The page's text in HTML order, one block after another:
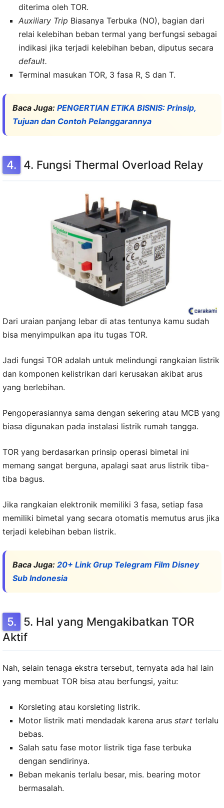
diterima oleh TOR.
Auxiliary Trip Biasanya Terbuka (NO), bagian dari
relai kelebihan beban termal yang berfungsi sebagai
indikasi jika terjadi kelebihan beban, diputus secara
default.
Terminal masukan TOR, 3 fasa R, S dan T.
Baca Juga: PENGERTIAN ETIKA BISNIS: Prinsip,
Tujuan dan Contoh Pelanggarannya
4. Fungsi Thermal Overload Relay
Dari uraian panjang lebar di atas tentunya kamu sudah
bisa menyimpulkan apa itu tugas TOR.
Jadi fungsi TOR adalah untuk melindungi rangkaian listrik
dan komponen kelistrikan dari kerusakan akibat arus
yang berlebihan.
Pengoperasiannya sama dengan sekering atau MCB yang
biasa digunakan pada instalasi listrik rumah tangga.
TOR yang berdasarkan prinsip operasi bimetal ini
memang sangat berguna, apalagi saat arus listrik tiba-
tiba bagus.
Jika rangkaian elektronik memiliki 3 fasa, setiap fasa
memiliki bimetal yang secara otomatis memutus arus jika
terjadi kelebihan beban listrik.
Baca Juga: 20+ Link Grup Telegram Film Disney
Sub Indonesia
5. Hal yang Mengakibatkan TOR
Aktif
Nah, selain tenaga ekstra tersebut, ternyata ada hal lain
yang membuat TOR bisa atau berfungsi, yaitu:
Korsleting atau korsleting listrik.
Motor listrik mati mendadak karena arus start terlalu
bebas.
Salah satu fase motor listrik tiga fase terbuka
dengan sendirinya.
Beban mekanis terlalu besar, mis. bearing motor
bermasalah.